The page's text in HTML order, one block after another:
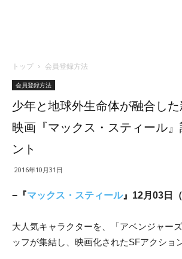
トップ 会員登録方法
会員登録方法
少年と地球外生命体が融合した
映画『マックス・スティール
ント
2016年10月31日
−『マックス・スティール』12月03日
大人気キャラクターを、「アベンジャー
ッフが集結し、映画化されたSFアクション